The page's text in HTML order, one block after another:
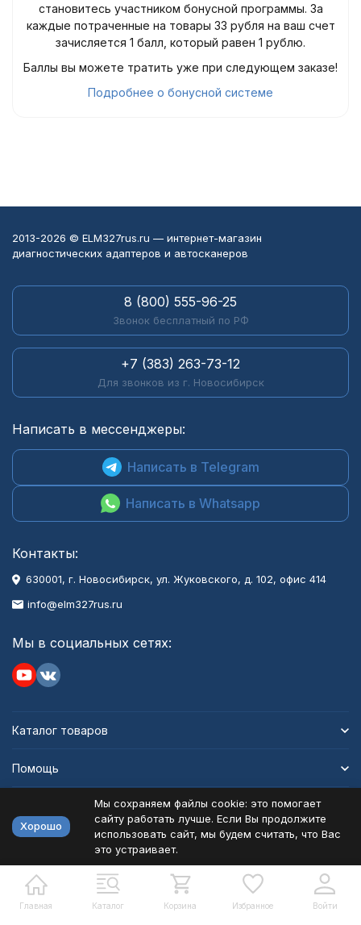
становитесь участником бонусной программы. За
каждые потраченные на товары 33 рубля на ваш счет
зачисляется 1 балл, который равен 1 рублю.
Баллы вы можете тратить уже при следующем заказе!
Подробнее о бонусной системе
Главная Каталог Корзина Избранное Войти
2013-2026 © ELM327rus.ru — интернет-магазин
диагностических адаптеров и автосканеров
8 (800) 555-96-25
Звонок бесплатный по РФ
+7 (383) 263-73-12
Для звонков из г. Новосибирск
Написать в мессенджеры:
Написать в Telegram
Написать в Whatsapp
Контакты:
630001, г. Новосибирск, ул. Жуковского, д. 102, офис 414
info@elm327rus.ru
Мы в социальных сетях:
Каталог товаров
Помощь
Политика персональных данных
Разработано в bodysite.ru
Хорошо
Мы сохраняем файлы cookie: это помогает
сайту работать лучше. Если Вы продолжите
использовать сайт, мы будем считать, что Вас
это устраивает.